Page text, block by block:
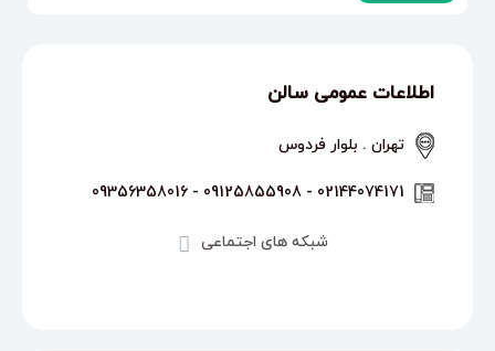
اطلاعات عمومی سالن
تهران . بلوار فردوس
02144074171 - 09125855908 - 09356358016
شبکه های اجتماعی